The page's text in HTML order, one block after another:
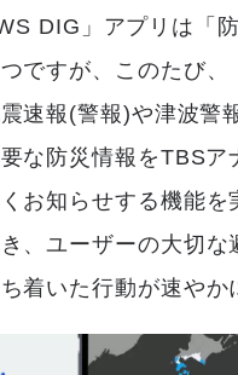
DIG」アプリは「
ですが、このたび
速報(警報)や津波警
な防災情報をTBS
お知らせする機能
、ユーザーの大切
着いた行動が速やか